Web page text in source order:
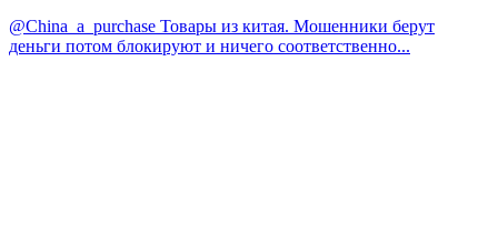
@China_a_purchase Товары из китая. Мошенники берут
деньги потом блокируют и ничего соответственно...